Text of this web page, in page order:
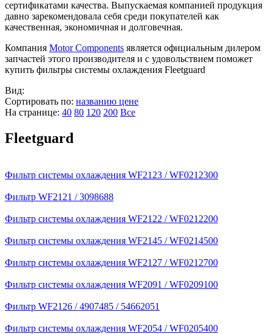
сертификатами качества. Выпускаемая компанией продукция
давно зарекомендовала себя среди покупателей как
качественная, экономичная и долговечная.
Компания Motor Components является официальным дилером
запчастей этого производителя и с удовольствием поможет
купить фильтры системы охлаждения Fleetguard
Вид:
Сортировать по: названию цене
На странице: 40 80 120 200 Все
Fleetguard
Фильтр системы охлаждения WF2123 / WF0212300
Фильтр WF2121 / 3098688
Фильтр системы охлаждения WF2122 / WF0212200
Фильтр системы охлаждения WF2145 / WF0214500
Фильтр системы охлаждения WF2127 / WF0212700
Фильтр системы охлаждения WF2091 / WF0209100
Фильтр WF2126 / 4907485 / 54662051
Фильтр системы охлаждения WF2054 / WF0205400